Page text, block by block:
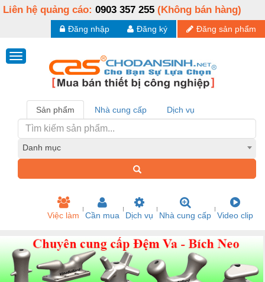
Liên hệ quảng cáo: 0903 357 255 (Không bán hàng)
Đăng sản phẩm
Đăng ký
Đăng nhập
Sản phẩm Nhà cung cấp Dịch vụ
Danh mục
Việc làm Cần mua Dịch vụ Nhà cung cấp Video clip